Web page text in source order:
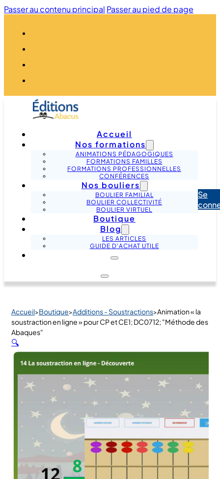
Passer au contenu principal Passer au pied de page
Accueil
Nos formations
ANIMATIONS PÉDAGOGIQUES
FORMATIONS FAMILLES
FORMATIONS PROFESSIONNELLES
CONFÉRENCES
Nos bouliers
BOULIER FAMILIAL
BOULIER COLLECTIVITÉ
BOULIER VIRTUEL
Boutique
Blog
LES ARTICLES
GUIDE D'ACHAT UTILE
Se
Accueil>Boutique>Additions - Soustractions>Animation « la
soustraction en ligne » pour CP et CE1; DC0712; "Méthode des
Abaques"
🔍